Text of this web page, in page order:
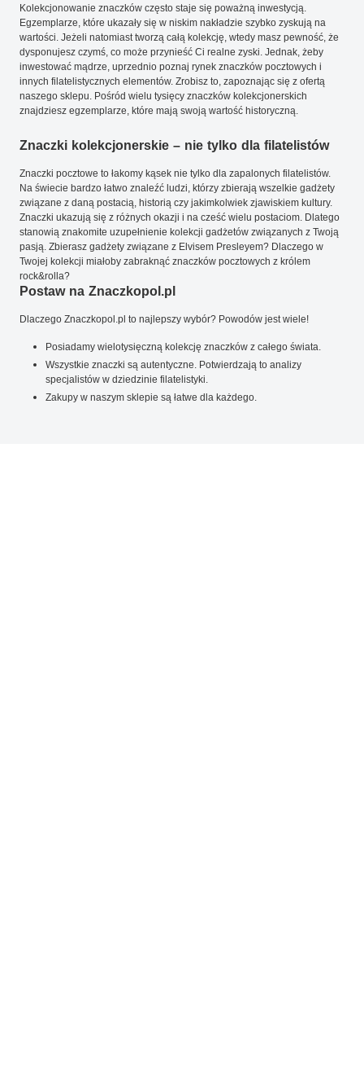
Kolekcjonowanie znaczków często staje się poważną inwestycją.
Egzemplarze, które ukazały się w niskim nakładzie szybko zyskują na
wartości. Jeżeli natomiast tworzą całą kolekcję, wtedy masz pewność, że
dysponujesz czymś, co może przynieść Ci realne zyski. Jednak, żeby
inwestować mądrze, uprzednio poznaj rynek znaczków pocztowych i
innych filatelistycznych elementów. Zrobisz to, zapoznając się z ofertą
naszego sklepu. Pośród wielu tysięcy znaczków kolekcjonerskich
znajdziesz egzemplarze, które mają swoją wartość historyczną.
Znaczki kolekcjonerskie – nie tylko dla filatelistów
Znaczki pocztowe to łakomy kąsek nie tylko dla zapalonych filatelistów.
Na świecie bardzo łatwo znaleźć ludzi, którzy zbierają wszelkie gadżety
związane z daną postacią, historią czy jakimkolwiek zjawiskiem kultury.
Znaczki ukazują się z różnych okazji i na cześć wielu postaciom. Dlatego
stanowią znakomite uzupełnienie kolekcji gadżetów związanych z Twoją
pasją. Zbierasz gadżety związane z Elvisem Presleyem? Dlaczego w
Twojej kolekcji miałoby zabraknąć znaczków pocztowych z królem
rock&rolla?
Postaw na Znaczkopol.pl
Dlaczego Znaczkopol.pl to najlepszy wybór? Powodów jest wiele!
Posiadamy wielotysięczną kolekcję znaczków z całego świata.
Wszystkie znaczki są autentyczne. Potwierdzają to analizy
specjalistów w dziedzinie filatelistyki.
Zakupy w naszym sklepie są łatwe dla każdego.